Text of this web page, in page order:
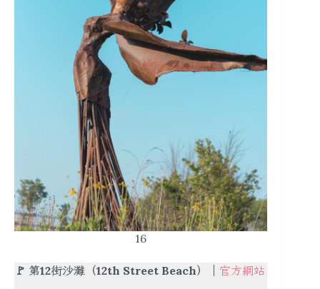
16
🚩 第12街沙灘（12th Street Beach） 官方網站